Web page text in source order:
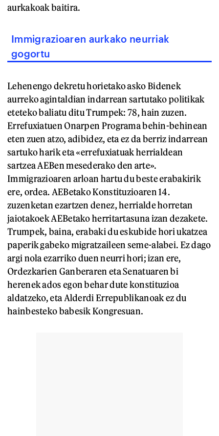
aurkakoak baitira.
Immigrazioaren aurkako neurriak
gogortu
Lehenengo dekretu horietako asko Bidenek
aurreko agintaldian indarrean sartutako politikak
eteteko baliatu ditu Trumpek: 78, hain zuzen.
Errefuxiatuen Onarpen Programa behin-behinean
eten zuen atzo, adibidez, eta ez da berriz indarrean
sartuko harik eta «errefuxiatuak herrialdean
sartzea AEBen mesederako den arte».
Immigrazioaren arloan hartu du beste erabakirik
ere, ordea. AEBetako Konstituzioaren 14.
zuzenketan ezartzen denez, herrialde horretan
jaiotakoek AEBetako herritartasuna izan dezakete.
Trumpek, baina, erabaki du eskubide hori ukatzea
paperik gabeko migratzaileen seme-alabei. Ez dago
argi nola ezarriko duen neurri hori; izan ere,
Ordezkarien Ganberaren eta Senatuaren bi
herenek ados egon behar dute konstituzioa
aldatzeko, eta Alderdi Errepublikanoak ez du
hainbesteko babesik Kongresuan.